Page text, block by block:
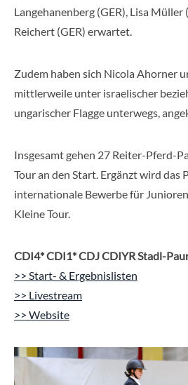
Langehanenberg (GER), Lisa Müller
Reichert (GER) erwartet.
Zudem haben sich Nicola Ahorner
mittlerweile unter israelischer
ungarischer Flagge unterwegs,
Insgesamt gehen 27 Reiter-Pferd-
Tour an den Start. Ergänzt wird das
internationale Bewerbe für
Kleine Tour.
CDI4* CDI1* CDJ CDIYR Stadl-
>> Start- & Ergebnislisten
>> Livestream
>> Website